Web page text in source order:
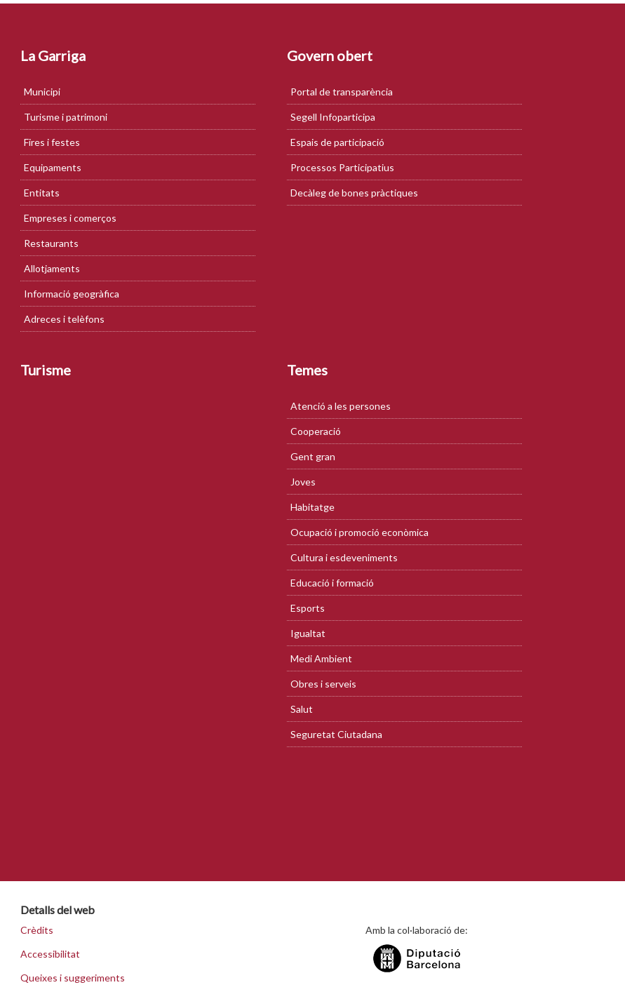
La Garriga
Municipi
Turisme i patrimoni
Fires i festes
Equipaments
Entitats
Empreses i comerços
Restaurants
Allotjaments
Informació geogràfica
Adreces i telèfons
Govern obert
Portal de transparència
Segell Infoparticipa
Espais de participació
Processos Participatius
Decàleg de bones pràctiques
Turisme Temes
Atenció a les persones
Cooperació
Gent gran
Joves
Habitatge
Ocupació i promoció econòmica
Cultura i esdeveniments
Educació i formació
Esports
Igualtat
Medi Ambient
Obres i serveis
Salut
Seguretat Ciutadana
Detalls del web
Crèdits
Accessibilitat
Queixes i suggeriments
Amb la col·laboració de: